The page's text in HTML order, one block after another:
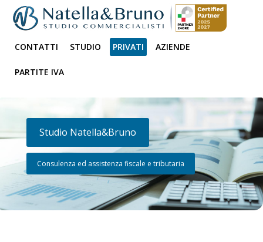
CONTATTI STUDIO PRIVATI AZIENDE
PARTITE IVA
Studio Natella&Bruno
Consulenza ed assistenza fiscale e tributaria